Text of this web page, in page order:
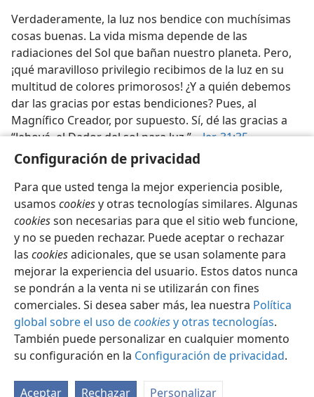
Configuración de privacidad
Para que usted tenga la mejor experiencia posible,
usamos cookiesy otras tecnologías similares. Algunas
cookiesson necesarias para que el sitio web funcione,
y no se pueden rechazar. Puede aceptar o rechazar
las cookiesadicionales, que se usan solamente para
mejorar la experiencia del usuario. Estos datos nunca
se pondrán a la venta ni se utilizarán con fines
comerciales. Si desea saber más, lea nuestra Política
global sobre el uso decookiesy otras tecnologías.
También puede personalizar en cualquier momento
su configuración en la Configuración de privacidad.
Aceptar Rechazar Personalizar
Verdaderamente, la luz nos bendice con muchísimas
cosas buenas. La vida misma depende de las
radiaciones del Sol que bañan nuestro planeta. Pero,
¡qué maravilloso privilegio recibimos de la luz en su
multitud de colores primorosos! ¿Y a quién debemos
dar las gracias por estas bendiciones? Pues, al
Magnífico Creador, por supuesto. Sí, dé las gracias a
“Jehová, el Dador del sol para luz.”—Jer. 31:35.
Español Compartir Configuración
Copyright© 2026 Watch Tower Bible and Tract Society of Pennsylvania
Condiciones de uso
Política de privacidad
Configuración de privacidad
JW.ORG Iniciar sesión